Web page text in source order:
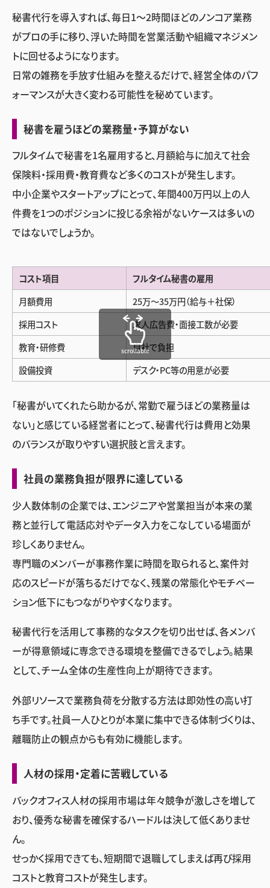
秘書代行を導入すれば、毎日1〜2時間ほどのノンコア業務
がプロの手に移り、浮いた時間を営業活動や組織マネジメン
トに回せるようになります。
日常の雑務を手放す仕組みを整えるだけで、経営全体のパフ
ォーマンスが大きく変わる可能性を秘めています。
秘書を雇うほどの業務量・予算がない
フルタイムで秘書を1名雇用すると、月額給与に加えて社会
保険料・採用費・教育費など多くのコストが発生します。
中小企業やスタートアップにとって、年間400万円以上の人
件費を1つのポジションに投じる余裕がないケースは多いの
ではないでしょうか。
コスト項目
フルタイム秘書の雇用
月額費用
25万〜35万円（給与＋社保）
採用コスト
求人広告費・面接工数が必要
教育・研修費
自社で負担
設備投資
デスク・PC等の用意が必要
scrollable
「秘書がいてくれたら助かるが、常勤で雇うほどの業務量は
ない」と感じている経営者にとって、秘書代行は費用と効果
のバランスが取りやすい選択肢と言えます。
社員の業務負担が限界に達している
少人数体制の企業では、エンジニアや営業担当が本来の業
務と並行して電話応対やデータ入力をこなしている場面が
珍しくありません。
専門職のメンバーが事務作業に時間を取られると、案件対
応のスピードが落ちるだけでなく、残業の常態化やモチベー
ション低下にもつながりやすくなります。
秘書代行を活用して事務的なタスクを切り出せば、各メンバ
ーが得意領域に専念できる環境を整備できるでしょう。結果
として、チーム全体の生産性向上が期待できます。
外部リソースで業務負荷を分散する方法は即効性の高い打
ち手です。社員一人ひとりが本業に集中できる体制づくりは、
離職防止の観点からも有効に機能します。
人材の採用・定着に苦戦している
バックオフィス人材の採用市場は年々競争が激しさを増して
おり、優秀な秘書を確保するハードルは決して低くありませ
ん。
せっかく採用できても、短期間で退職してしまえば再び採用
コストと教育コストが発生します。